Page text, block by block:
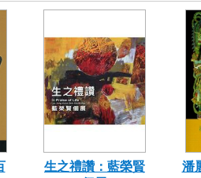
生之禮讚：藍榮賢
潘